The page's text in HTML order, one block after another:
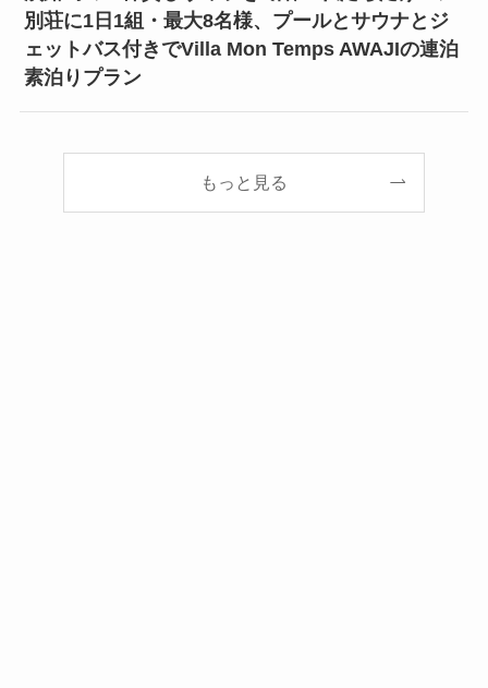
別荘に1日1組・最大8名様、プールとサウナとジ
ェットバス付きでVilla Mon Temps AWAJIの連泊
素泊りプラン
もっと見る